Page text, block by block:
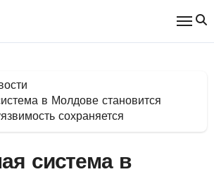
в Молдове становится
сохраняется
система в